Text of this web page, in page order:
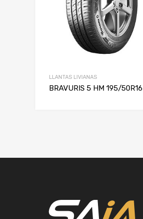
LLANTAS LIVIANAS
BRAVURIS 5 HM 195/50R16